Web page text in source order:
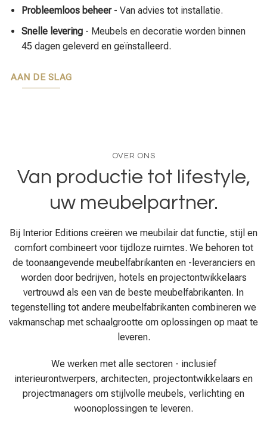
Probleemloos beheer- Van advies tot installatie.
Snelle levering- Meubels en decoratie worden binnen
45 dagen geleverd en geïnstalleerd.
AAN DE SLAG
OVER ONS
Van productie tot lifestyle,
uw meubelpartner.
Bij Interior Editions creëren we meubilair dat functie, stijl en
comfort combineert voor tijdloze ruimtes. We behoren tot
de toonaangevende meubelfabrikanten en -leveranciers en
worden door bedrijven, hotels en projectontwikkelaars
vertrouwd als een van de beste meubelfabrikanten. In
tegenstelling tot andere meubelfabrikanten combineren we
vakmanschap met schaalgrootte om oplossingen op maat te
leveren.
We werken met alle sectoren - inclusief
interieurontwerpers, architecten, projectontwikkelaars en
projectmanagers om stijlvolle meubels, verlichting en
woonoplossingen te leveren.